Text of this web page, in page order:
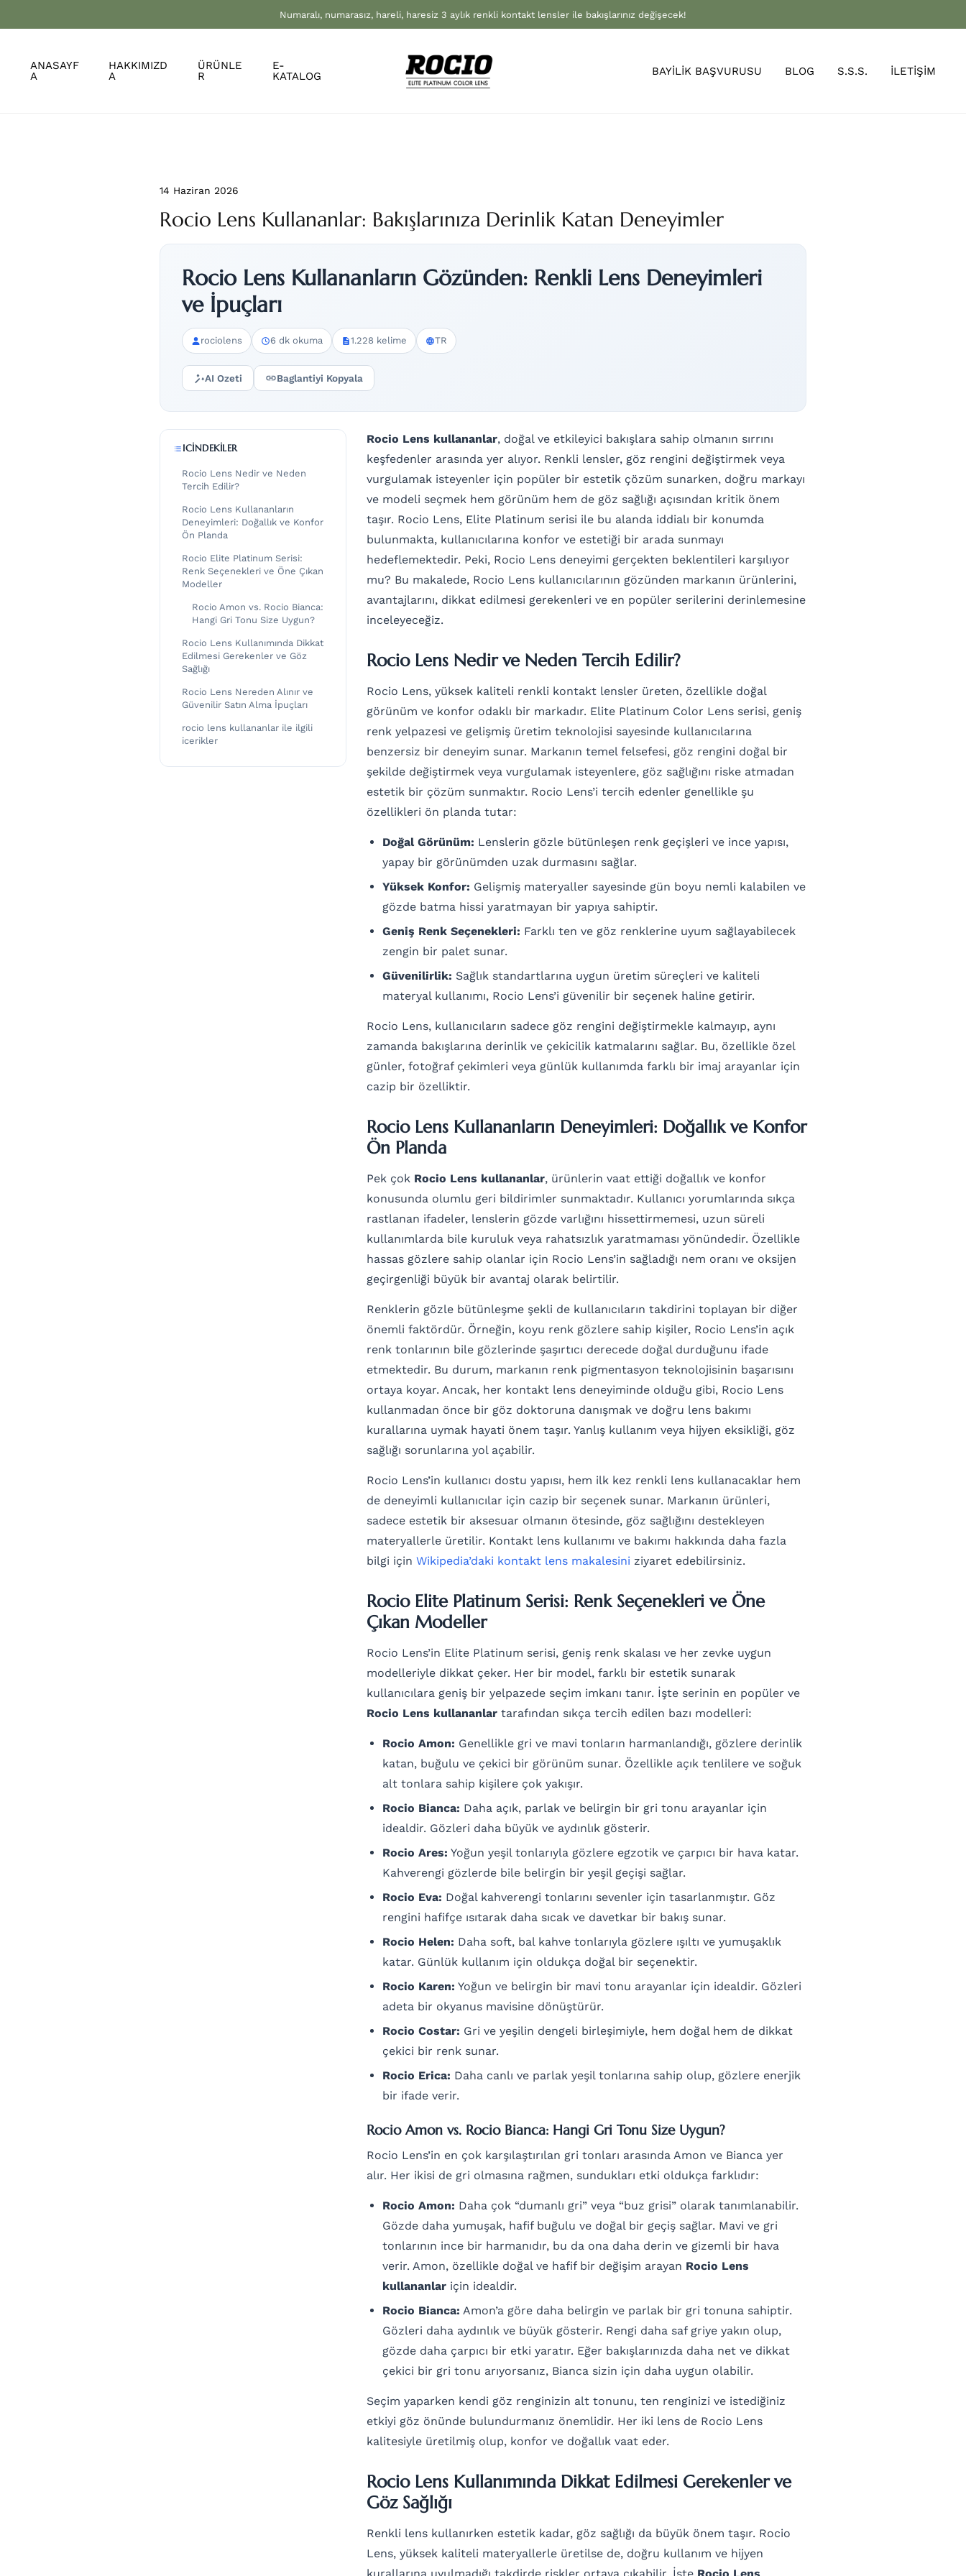
Numaralı, numarasız, hareli, haresiz 3 aylık renkli kontakt lensler ile bakışlarınız değişecek!
ANASAYF
A
HAKKIMIZD
A
ÜRÜNLE
R
E-
KATALOG
BAYİLİK BAŞVURUSU BLOG S.S.S. İLETİŞİM
14 Haziran 2026
Rocio Lens Kullananlar: Bakışlarınıza Derinlik Katan Deneyimler
Rocio Lens Kullananların Gözünden: Renkli Lens Deneyimleri
ve İpuçları
rociolens 6 dk okuma 1.228 kelime TR
AI Ozeti Baglantiyi Kopyala
ICINDEKILER
Rocio Lens Nedir ve Neden
Tercih Edilir?
Rocio Lens Kullananların
Deneyimleri: Doğallık ve Konfor
Ön Planda
Rocio Elite Platinum Serisi:
Renk Seçenekleri ve Öne Çıkan
Modeller
Rocio Amon vs. Rocio Bianca:
Hangi Gri Tonu Size Uygun?
Rocio Lens Kullanımında Dikkat
Edilmesi Gerekenler ve Göz
Sağlığı
Rocio Lens Nereden Alınır ve
Güvenilir Satın Alma İpuçları
rocio lens kullananlar ile ilgili
icerikler
Rocio Lens kullananlar, doğal ve etkileyici bakışlara sahip olmanın sırrını
keşfedenler arasında yer alıyor. Renkli lensler, göz rengini değiştirmek veya
vurgulamak isteyenler için popüler bir estetik çözüm sunarken, doğru markayı
ve modeli seçmek hem görünüm hem de göz sağlığı açısından kritik önem
taşır. Rocio Lens, Elite Platinum serisi ile bu alanda iddialı bir konumda
bulunmakta, kullanıcılarına konfor ve estetiği bir arada sunmayı
hedeflemektedir. Peki, Rocio Lens deneyimi gerçekten beklentileri karşılıyor
mu? Bu makalede, Rocio Lens kullanıcılarının gözünden markanın ürünlerini,
avantajlarını, dikkat edilmesi gerekenleri ve en popüler serilerini derinlemesine
inceleyeceğiz.
Rocio Lens Nedir ve Neden Tercih Edilir?
Rocio Lens, yüksek kaliteli renkli kontakt lensler üreten, özellikle doğal
görünüm ve konfor odaklı bir markadır. Elite Platinum Color Lens serisi, geniş
renk yelpazesi ve gelişmiş üretim teknolojisi sayesinde kullanıcılarına
benzersiz bir deneyim sunar. Markanın temel felsefesi, göz rengini doğal bir
şekilde değiştirmek veya vurgulamak isteyenlere, göz sağlığını riske atmadan
estetik bir çözüm sunmaktır. Rocio Lens’i tercih edenler genellikle şu
özellikleri ön planda tutar:
Doğal Görünüm: Lenslerin gözle bütünleşen renk geçişleri ve ince yapısı,
yapay bir görünümden uzak durmasını sağlar.
Yüksek Konfor: Gelişmiş materyaller sayesinde gün boyu nemli kalabilen ve
gözde batma hissi yaratmayan bir yapıya sahiptir.
Geniş Renk Seçenekleri: Farklı ten ve göz renklerine uyum sağlayabilecek
zengin bir palet sunar.
Güvenilirlik: Sağlık standartlarına uygun üretim süreçleri ve kaliteli
materyal kullanımı, Rocio Lens’i güvenilir bir seçenek haline getirir.
Rocio Lens, kullanıcıların sadece göz rengini değiştirmekle kalmayıp, aynı
zamanda bakışlarına derinlik ve çekicilik katmalarını sağlar. Bu, özellikle özel
günler, fotoğraf çekimleri veya günlük kullanımda farklı bir imaj arayanlar için
cazip bir özelliktir.
Rocio Lens Kullananların Deneyimleri: Doğallık ve Konfor
Ön Planda
Pek çok Rocio Lens kullananlar, ürünlerin vaat ettiği doğallık ve konfor
konusunda olumlu geri bildirimler sunmaktadır. Kullanıcı yorumlarında sıkça
rastlanan ifadeler, lenslerin gözde varlığını hissettirmemesi, uzun süreli
kullanımlarda bile kuruluk veya rahatsızlık yaratmaması yönündedir. Özellikle
hassas gözlere sahip olanlar için Rocio Lens’in sağladığı nem oranı ve oksijen
geçirgenliği büyük bir avantaj olarak belirtilir.
Renklerin gözle bütünleşme şekli de kullanıcıların takdirini toplayan bir diğer
önemli faktördür. Örneğin, koyu renk gözlere sahip kişiler, Rocio Lens’in açık
renk tonlarının bile gözlerinde şaşırtıcı derecede doğal durduğunu ifade
etmektedir. Bu durum, markanın renk pigmentasyon teknolojisinin başarısını
ortaya koyar. Ancak, her kontakt lens deneyiminde olduğu gibi, Rocio Lens
kullanmadan önce bir göz doktoruna danışmak ve doğru lens bakımı
kurallarına uymak hayati önem taşır. Yanlış kullanım veya hijyen eksikliği, göz
sağlığı sorunlarına yol açabilir.
Rocio Lens’in kullanıcı dostu yapısı, hem ilk kez renkli lens kullanacaklar hem
de deneyimli kullanıcılar için cazip bir seçenek sunar. Markanın ürünleri,
sadece estetik bir aksesuar olmanın ötesinde, göz sağlığını destekleyen
materyallerle üretilir. Kontakt lens kullanımı ve bakımı hakkında daha fazla
bilgi için Wikipedia’daki kontakt lens makalesini ziyaret edebilirsiniz.
Rocio Elite Platinum Serisi: Renk Seçenekleri ve Öne
Çıkan Modeller
Rocio Lens’in Elite Platinum serisi, geniş renk skalası ve her zevke uygun
modelleriyle dikkat çeker. Her bir model, farklı bir estetik sunarak
kullanıcılara geniş bir yelpazede seçim imkanı tanır. İşte serinin en popüler ve
Rocio Lens kullananlar tarafından sıkça tercih edilen bazı modelleri:
Rocio Amon: Genellikle gri ve mavi tonların harmanlandığı, gözlere derinlik
katan, buğulu ve çekici bir görünüm sunar. Özellikle açık tenlilere ve soğuk
alt tonlara sahip kişilere çok yakışır.
Rocio Bianca: Daha açık, parlak ve belirgin bir gri tonu arayanlar için
idealdir. Gözleri daha büyük ve aydınlık gösterir.
Rocio Ares: Yoğun yeşil tonlarıyla gözlere egzotik ve çarpıcı bir hava katar.
Kahverengi gözlerde bile belirgin bir yeşil geçişi sağlar.
Rocio Eva: Doğal kahverengi tonlarını sevenler için tasarlanmıştır. Göz
rengini hafifçe ısıtarak daha sıcak ve davetkar bir bakış sunar.
Rocio Helen: Daha soft, bal kahve tonlarıyla gözlere ışıltı ve yumuşaklık
katar. Günlük kullanım için oldukça doğal bir seçenektir.
Rocio Karen: Yoğun ve belirgin bir mavi tonu arayanlar için idealdir. Gözleri
adeta bir okyanus mavisine dönüştürür.
Rocio Costar: Gri ve yeşilin dengeli birleşimiyle, hem doğal hem de dikkat
çekici bir renk sunar.
Rocio Erica: Daha canlı ve parlak yeşil tonlarına sahip olup, gözlere enerjik
bir ifade verir.
Rocio Amon vs. Rocio Bianca: Hangi Gri Tonu Size Uygun?
Rocio Lens’in en çok karşılaştırılan gri tonları arasında Amon ve Bianca yer
alır. Her ikisi de gri olmasına rağmen, sundukları etki oldukça farklıdır:
Rocio Amon: Daha çok “dumanlı gri” veya “buz grisi” olarak tanımlanabilir.
Gözde daha yumuşak, hafif buğulu ve doğal bir geçiş sağlar. Mavi ve gri
tonlarının ince bir harmanıdır, bu da ona daha derin ve gizemli bir hava
verir. Amon, özellikle doğal ve hafif bir değişim arayan Rocio Lens
kullananlar için idealdir.
Rocio Bianca: Amon’a göre daha belirgin ve parlak bir gri tonuna sahiptir.
Gözleri daha aydınlık ve büyük gösterir. Rengi daha saf griye yakın olup,
gözde daha çarpıcı bir etki yaratır. Eğer bakışlarınızda daha net ve dikkat
çekici bir gri tonu arıyorsanız, Bianca sizin için daha uygun olabilir.
Seçim yaparken kendi göz renginizin alt tonunu, ten renginizi ve istediğiniz
etkiyi göz önünde bulundurmanız önemlidir. Her iki lens de Rocio Lens
kalitesiyle üretilmiş olup, konfor ve doğallık vaat eder.
Rocio Lens Kullanımında Dikkat Edilmesi Gerekenler ve
Göz Sağlığı
Renkli lens kullanırken estetik kadar, göz sağlığı da büyük önem taşır. Rocio
Lens, yüksek kaliteli materyallerle üretilse de, doğru kullanım ve hijyen